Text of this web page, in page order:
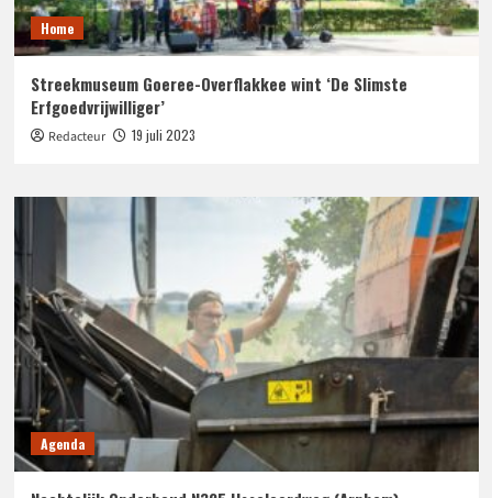
Home
Streekmuseum Goeree-Overflakkee wint ‘De Slimste
Erfgoedvrijwilliger’
Redacteur 19 juli 2023
Agenda